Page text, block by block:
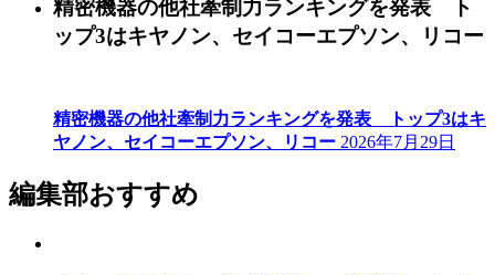
精密機器の他社牽制力ランキングを発表 ト
ップ3はキヤノン、セイコーエプソン、リコー
精密機器の他社牽制力ランキングを発表 トップ3はキ
ヤノン、セイコーエプソン、リコー 2026年7月29日
編集部おすすめ